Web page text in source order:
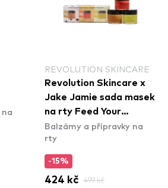
REVOLUTION SKINCARE
Revolution Skincare x
Jake Jamie sada masek
na rty Feed Your
Cravings Lip Mask
Collection
Balzámy a přípravky na
rty
-15%
424 kč 499 kč